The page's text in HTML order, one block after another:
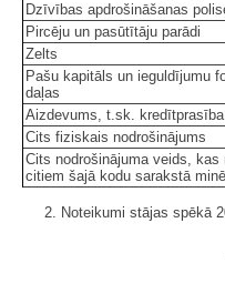
Dzīvības apdrošināšanas
Pircēju un pasūtītāju parādi
Zelts
Pašu kapitāls un ieguldījumu
daļas
Aizdevums, t.sk. kredītprasība
Cits fiziskais nodrošinājums
Cits nodrošinājuma veids,
citiem šajā kodu sarakstā
2. Noteikumi stājas spēkā